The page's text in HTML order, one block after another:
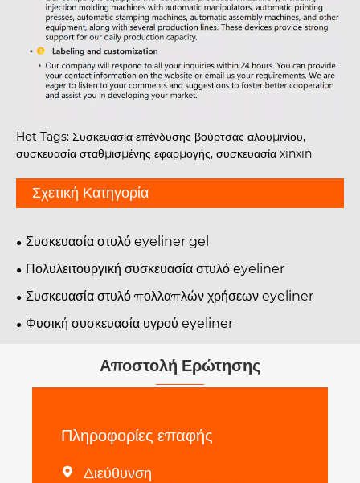
Hot Tags: Συσκευασία επένδυσης βούρτσας αλουμινίου,
συσκευασία σταθμισμένης εφαρμογής, συσκευασία xinxin
Σχετική Κατηγορία
Συσκευασία στυλό eyeliner gel
Πολυλειτουργική συσκευασία στυλό eyeliner
Συσκευασία στυλό πολλαπλών χρήσεων eyeliner
Φυσική συσκευασία υγρού eyeliner
Αποστολή Ερώτησης
Πληροφορίες επαφής
 Διεύθυνση